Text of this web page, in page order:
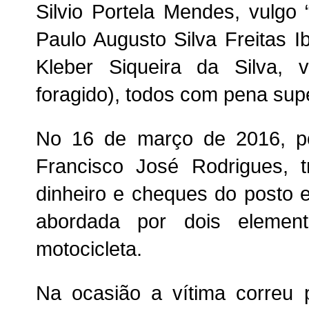
Silvio Portela Mendes, vulgo
Paulo Augusto Silva Freitas
Kleber Siqueira da Silva,
foragido), todos com pena
No 16 de março de 2016,
Francisco José Rodrigues,
dinheiro e cheques do posto
abordada por dois
motocicleta.
Na ocasião a vítima correu